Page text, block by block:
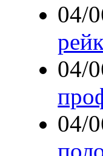
04/
04/
04/